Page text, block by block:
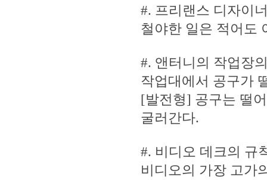
#. 프리랜스 디자이
철야한 일은 적어도
#. 앤터니의 작업장
작업대에서 공구가
[발전형] 공구는 떨
굴러간다.
#. 비디오 데크의 규
비디오의 가장 고가